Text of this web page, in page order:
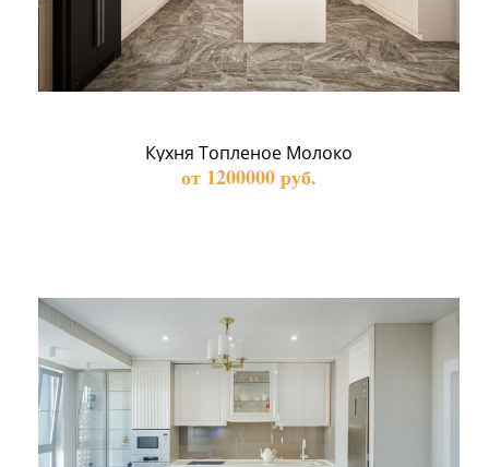
Кухня Топленое Молоко
от 1200000 руб.